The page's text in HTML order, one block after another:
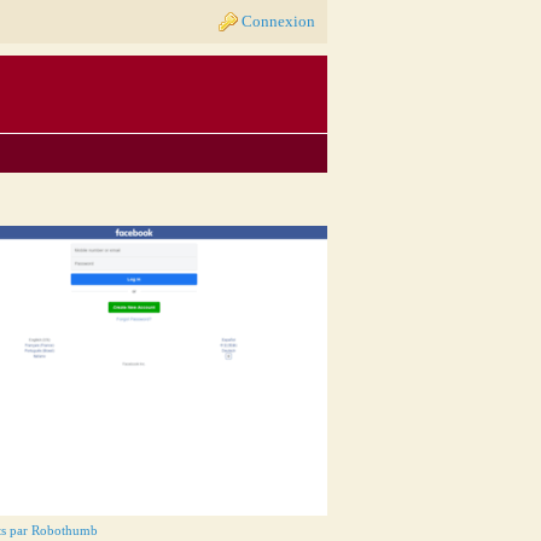
Connexion
par Robothumb